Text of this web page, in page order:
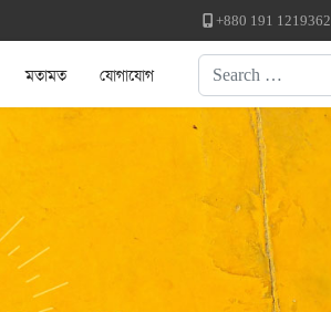
+880 191 1219362
মতামত যোগাযোগ Search